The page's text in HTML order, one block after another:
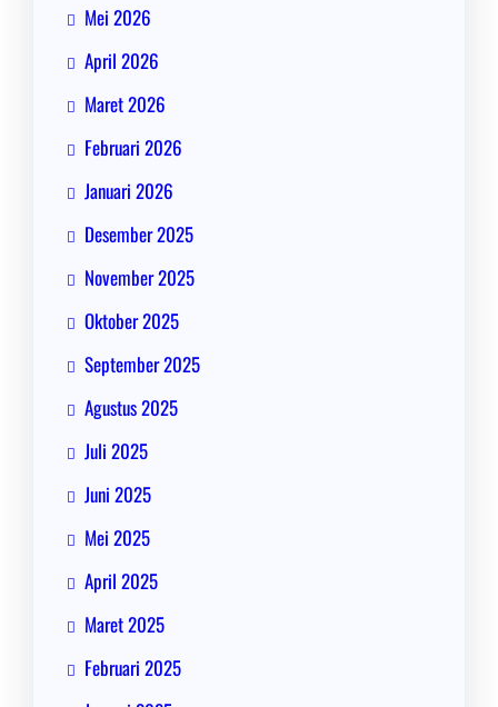
Mei 2026
April 2026
Maret 2026
Februari 2026
Januari 2026
Desember 2025
November 2025
Oktober 2025
September 2025
Agustus 2025
Juli 2025
Juni 2025
Mei 2025
April 2025
Maret 2025
Februari 2025